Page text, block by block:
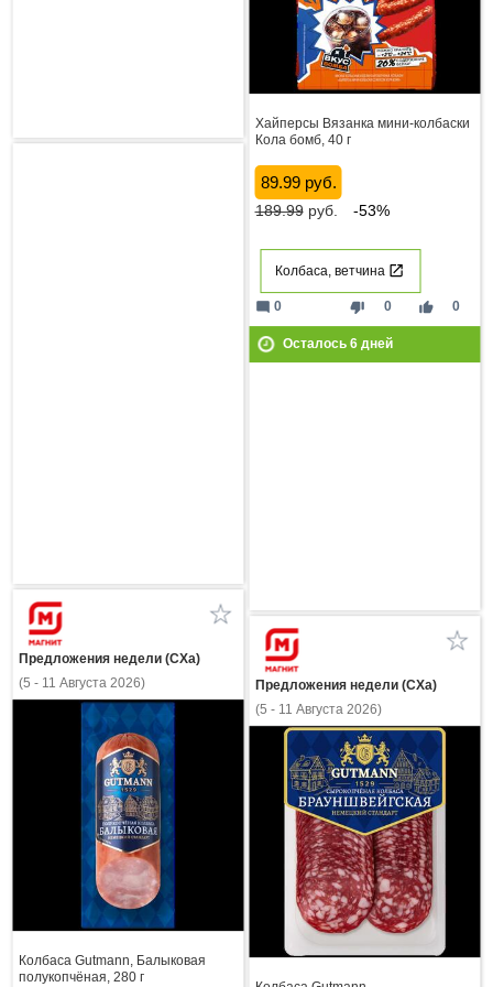
Хайперсы Вязанка мини-колбаски
Кола бомб, 40 г
89.99 руб.
189.99руб. -53%
Колбаса, ветчина
thumb_down 0 thumb_up 0
mode_comment 0
Осталось 6дней
Предложения недели (СХа)
(5 - 11 Августа 2026)
Колбаса Gutmann, Балыковая
полукопчёная, 280 г
Предложения недели (СХа)
(5 - 11 Августа 2026)